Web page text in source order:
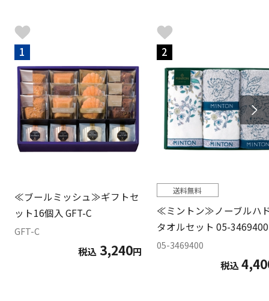
1
≪ブールミッシュ≫ギフトセ
ット16個入 GFT-C
GFT-C
税込 3,240円
2
送料無料
≪ミントン≫ノーブルハ
タオルセット 05-3469400
05-3469400
税込